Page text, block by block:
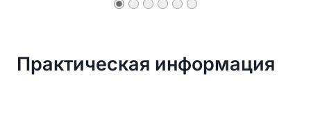
Практическая информация